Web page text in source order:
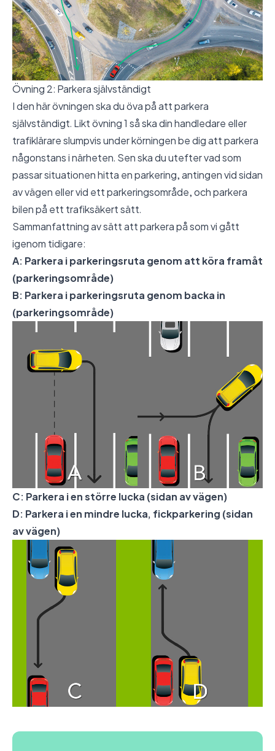
Övning 2: Parkera självständigt
I den här övningen ska du öva på att parkera
självständigt. Likt övning 1 så ska din handledare eller
trafiklärare slumpvis under körningen be dig att parkera
någonstans i närheten. Sen ska du utefter vad som
passar situationen hitta en parkering, antingen vid sidan
av vägen eller vid ett parkeringsområde, och parkera
bilen på ett trafiksäkert sätt.
Sammanfattning av sätt att parkera på som vi gått
igenom tidigare:
A: Parkera i parkeringsruta genom att köra framåt
(parkeringsområde)
B: Parkera i parkeringsruta genom backa in
(parkeringsområde)
C: Parkera i en större lucka (sidan av vägen)
D: Parkera i en mindre lucka, fickparkering (sidan
av vägen)